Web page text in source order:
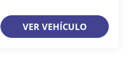
VER VEHÍCULO